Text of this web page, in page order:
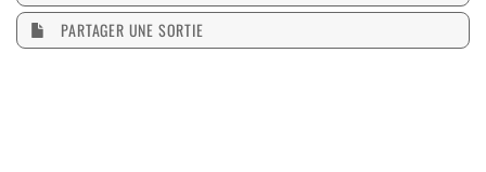
PARTAGER UNE SORTIE